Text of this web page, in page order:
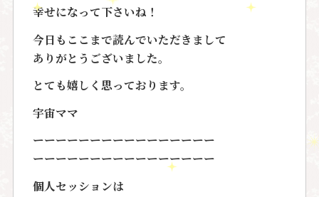
幸せになって下さいね！
今日もここまで読んでいただきまして
ありがとうございました。
とても嬉しく思っております。
宇宙ママ
ーーーーーーーーーーーーーーーー
ーーーーーーーーーーーーーーーー
個人セッションは